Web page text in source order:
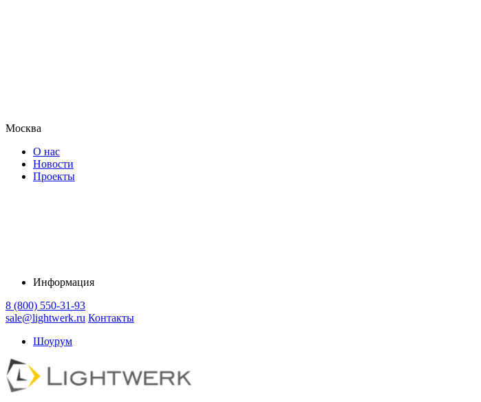
Москва
О нас
Новости
Проекты
Информация
8 (800) 550-31-93
sale@lightwerk.ru Контакты
Шоурум